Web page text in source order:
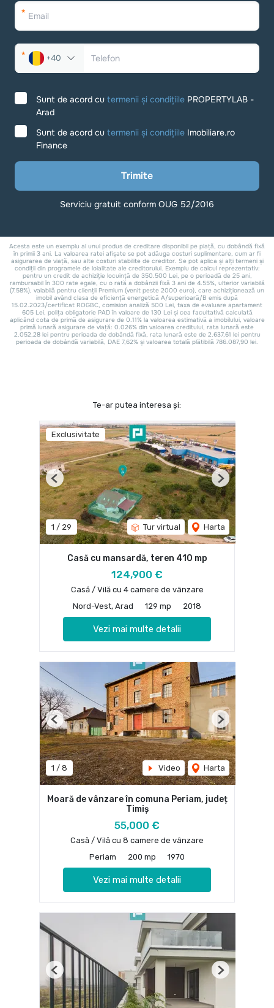
Te-ar putea interesa și:
Exclusivitate
1 / 29 Tur virtual Harta
Previous Next
Casă cu mansardă, teren 410 mp
124,900 €
Casă / Vilă cu 4 camere de vânzare
Nord-Vest, Arad
129 mp 2018
Vezi mai multe detalii
1 / 8 Video Harta
Previous Next
Moară de vânzare în comuna Periam, județ
Timiș
55,000 €
Casă / Vilă cu 8 camere de vânzare
Periam
200 mp 1970
Vezi mai multe detalii
Previous Next